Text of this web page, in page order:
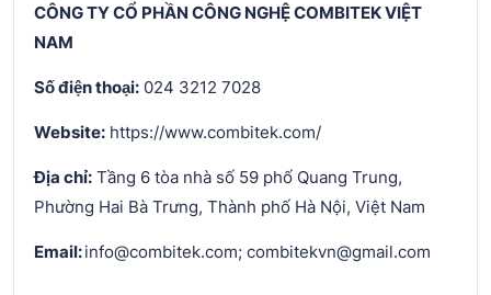
CÔNG TY CỔ PHẦN CÔNG NGHỆ COMBITEK VIỆT
NAM
Số điện thoại: 024 3212 7028
Website: https://www.combitek.com/
Địa chỉ: Tầng 6 tòa nhà số 59 phố Quang Trung,
Phường Hai Bà Trưng, Thành phố Hà Nội, Việt Nam
Email:info@combitek.com; combitekvn@gmail.com